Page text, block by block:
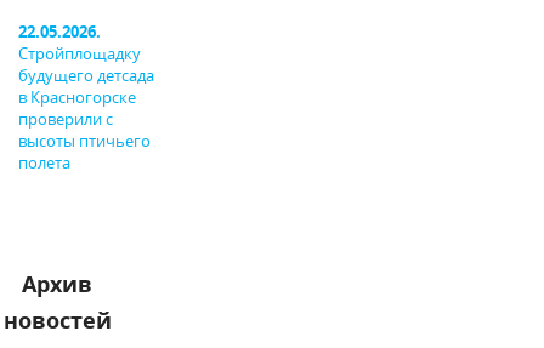
22.05.2026.
Стройплощадку
будущего детсада
в Красногорске
проверили с
высоты птичьего
полета
Архив
новостей